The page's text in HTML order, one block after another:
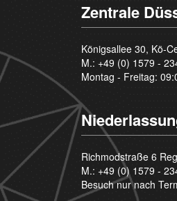
Zentrale
Königsallee 30, Kö-
M.: +49 (0) 1579 -
Montag - Freitag:
Richmodstraße 6
M.: +49 (0) 1579 -
Besuch nur nach